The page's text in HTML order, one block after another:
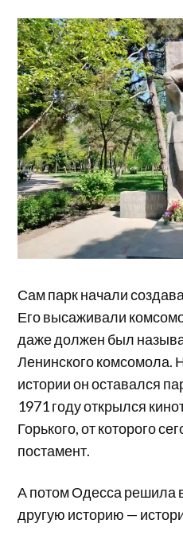
Сам парк начали
Его высаживали
даже должен был
Ленинского комсомола.
истории он оставался
1971 году открылся
Горького, от которого
постамент.
А потом Одесса решила
другую историю —